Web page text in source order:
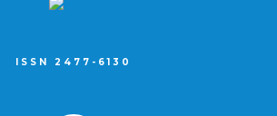
ISSN 2477-6130